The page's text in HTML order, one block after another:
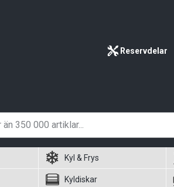
Reservdelar
Kyl & Frys
Kyldiskar